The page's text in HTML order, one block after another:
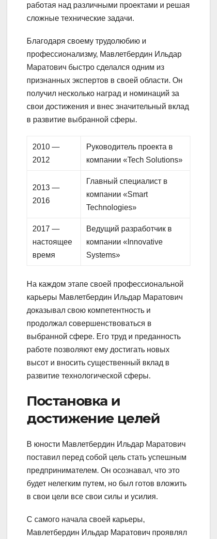
работая над различными проектами и решая
сложные технические задачи.
Благодаря своему трудолюбию и
профессионализму, Мавлетбердин Ильдар
Маратович быстро сделался одним из
признанных экспертов в своей области. Он
получил несколько наград и номинаций за
свои достижения и внес значительный вклад
в развитие выбранной сферы.
2010 —
2012
Руководитель проекта в
компании «Tech Solutions»
2013 —
2016
Главный специалист в
компании «Smart
Technologies»
2017 —
настоящее
время
Ведущий разработчик в
компании «Innovative
Systems»
На каждом этапе своей профессиональной
карьеры Мавлетбердин Ильдар Маратович
доказывал свою компетентность и
продолжал совершенствоваться в
выбранной сфере. Его труд и преданность
работе позволяют ему достигать новых
высот и вносить существенный вклад в
развитие технологической сферы.
Постановка и
достижение целей
В юности Мавлетбердин Ильдар Маратович
поставил перед собой цель стать успешным
предпринимателем. Он осознавал, что это
будет нелегким путем, но был готов вложить
в свои цели все свои силы и усилия.
С самого начала своей карьеры,
Мавлетбердин Ильдар Маратович проявлял